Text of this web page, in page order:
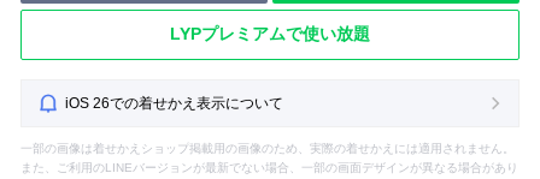
LYPプレミアムで使い放題
iOS 26での着せかえ表示について
一部の画像は着せかえショップ掲載用の画像のため、実際の着せかえには適用されません。
また、ご利用のLINEバージョンが最新でない場合、一部の画面デザインが異なる場合があり